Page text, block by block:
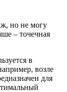
но не могу
– точечная
в
возле
для